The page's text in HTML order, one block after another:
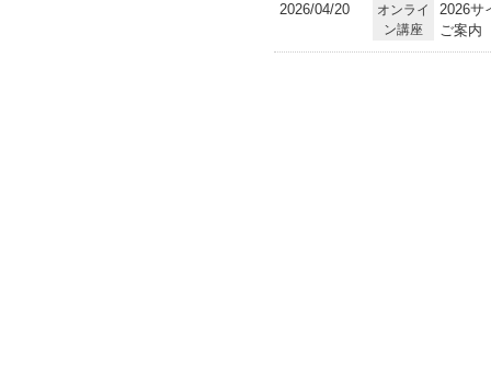
2026/04/20
オンライ
ン講座
2026サ
ご案内